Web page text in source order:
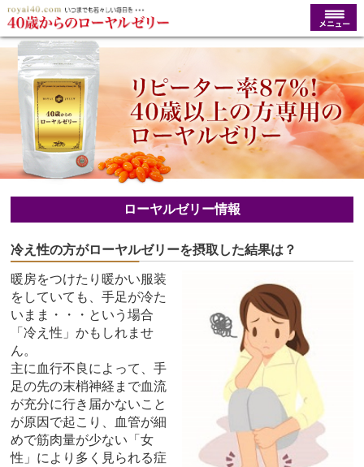
ローヤルゼリー情報
冷え性の方がローヤルゼリーを摂取した結果は？
暖房をつけたり暖かい服装
をしていても、手足が冷た
いまま・・・という場合
「冷え性」かもしれませ
ん。
主に血行不良によって、手
足の先の末梢神経まで血流
が充分に行き届かないこと
が原因で起こり、血管が細
めで筋肉量が少ない「女
性」により多く見られる症